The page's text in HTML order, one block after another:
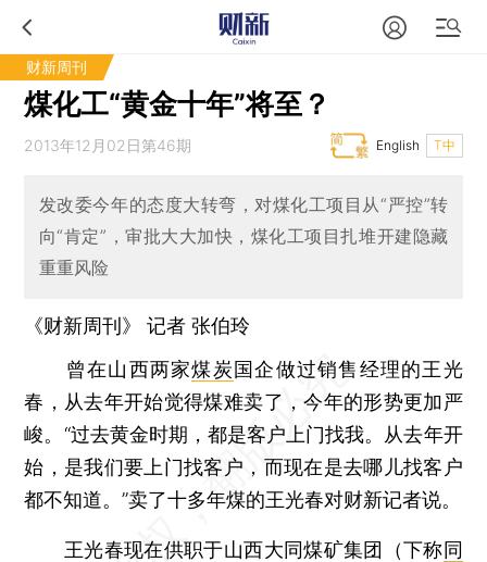
财新周刊
煤化工“黄金十年”将至？
2013年12月02日第46期 T中
English
发改委今年的态度大转弯，对煤化工项目从“严控”转
向“肯定”，审批大大加快，煤化工项目扎堆开建隐藏
重重风险
《财新周刊》 记者张伯玲
曾在山西两家煤炭国企做过销售经理的王光
春，从去年开始觉得煤难卖了，今年的形势更加严
峻。“过去黄金时期，都是客户上门找我。从去年开
始，是我们要上门找客户，而现在是去哪儿找客户
都不知道。”卖了十多年煤的王光春对财新记者说。
王光春现在供职于山西大同煤矿集团（下称同